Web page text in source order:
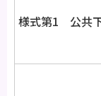
様式第1 公共